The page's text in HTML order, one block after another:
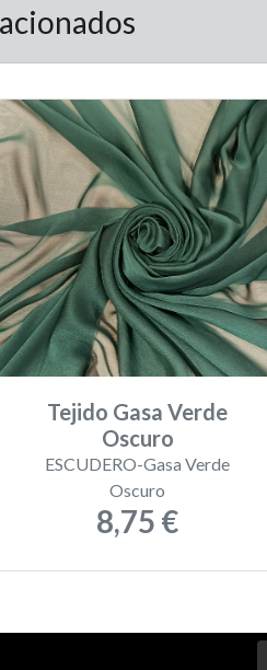
Tejido Gasa Verde
Oscuro
ESCUDERO-Gasa Verde
Oscuro
8,75 €